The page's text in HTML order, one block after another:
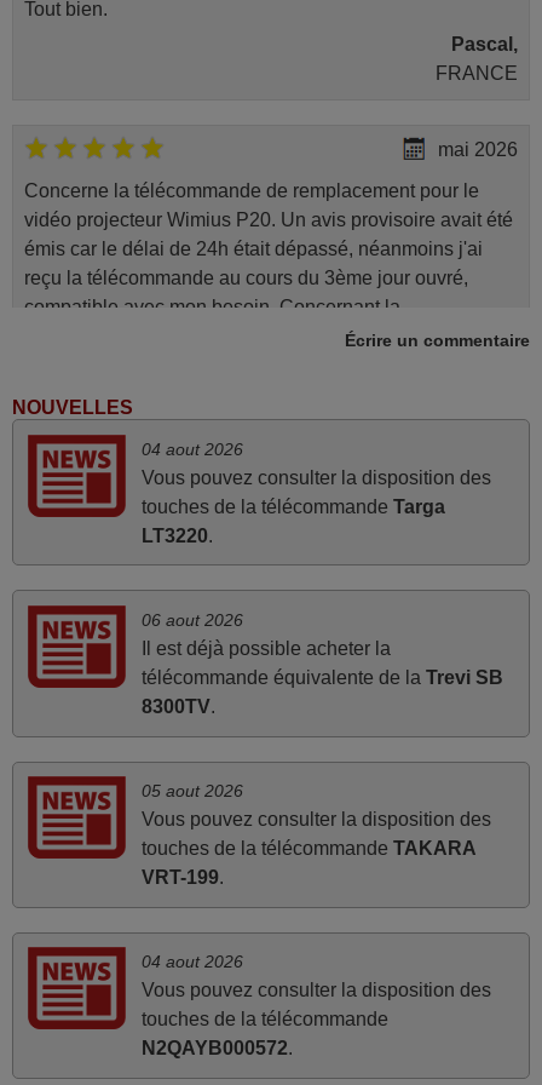
Tout bien.
Pascal,
FRANCE
mai 2026
Concerne la télécommande de remplacement pour le
vidéo projecteur Wimius P20. Un avis provisoire avait été
émis car le délai de 24h était dépassé, néanmoins j'ai
reçu la télécommande au cours du 3ème jour ouvré,
compatible avec mon besoin. Concernant la
fonctionnalité de la télécommande, le produit tient sa
directement utilisable moyennant l'insertion des 2 piles
fournies.
JEAN,
FRANCE
mars 2026
La telecommande fonctionne tres bien, et service rapide
super.
Super Service
AUTRICHE
juin 2026
Parfait.. je recommande..!
Écrire un commentaire
NOUVELLES
04 aout 2026
Vous pouvez consulter la disposition des
touches de la télécommande Targa
LT3220.
06 aout 2026
Il est déjà possible acheter la
télécommande équivalente de la Trevi SB
8300TV.
05 aout 2026
Vous pouvez consulter la disposition des
touches de la télécommande TAKARA
VRT-199.
04 aout 2026
Vous pouvez consulter la disposition des
touches de la télécommande
N2QAYB000572.